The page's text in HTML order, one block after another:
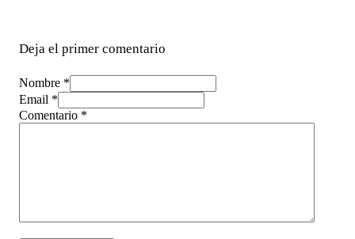
Deja el primer comentario
Nombre *
Email *
Comentario *